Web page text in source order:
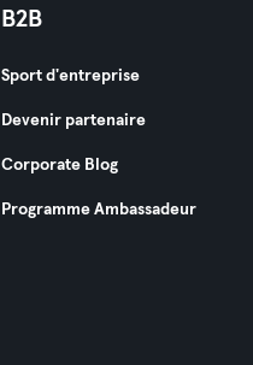
B2B
Sport d'entreprise
Devenir partenaire
Corporate Blog
Programme Ambassadeur